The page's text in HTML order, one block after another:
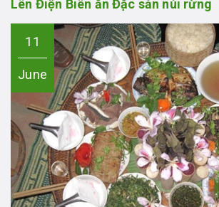
Lên Điện Biên ăn Đặc sản núi rừng
11
June